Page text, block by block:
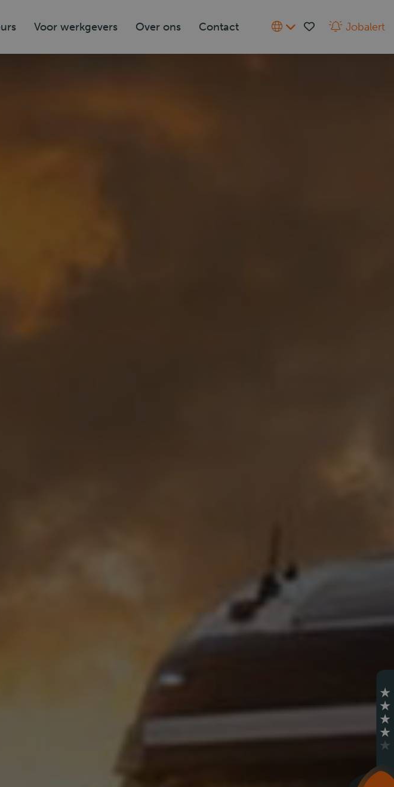
Voor werkgevers Over ons Contact Jobalert